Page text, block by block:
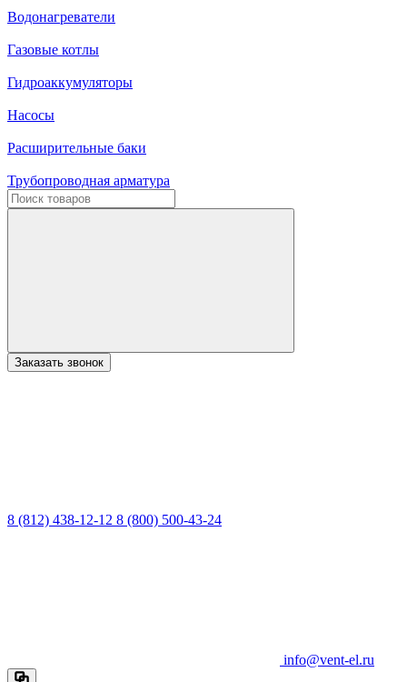
Водонагреватели
Газовые котлы
Гидроаккумуляторы
Насосы
Расширительные баки
Трубопроводная арматура
Заказать звонок
8 (812) 438-12-12 8 (800) 500-43-24
info@vent-el.ru